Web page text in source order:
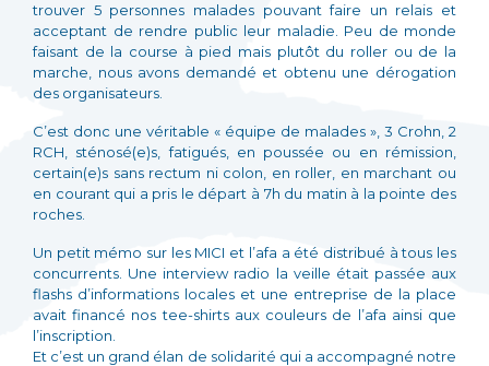
trouver 5 personnes malades pouvant faire un relais et
acceptant de rendre public leur maladie. Peu de monde
faisant de la course à pied mais plutôt du roller ou de la
marche, nous avons demandé et obtenu une dérogation
des organisateurs.
C’est donc une véritable « équipe de malades », 3 Crohn, 2
RCH, sténosé(e)s, fatigués, en poussée ou en rémission,
certain(e)s sans rectum ni colon, en roller, en marchant ou
en courant qui a pris le départ à 7h du matin à la pointe des
roches.
Un petit mémo sur les MICI et l’afa a été distribué à tous les
concurrents. Une interview radio la veille était passée aux
flashs d’informations locales et une entreprise de la place
avait financé nos tee-shirts aux couleurs de l’afa ainsi que
l’inscription.
Et c’est un grand élan de solidarité qui a accompagné notre